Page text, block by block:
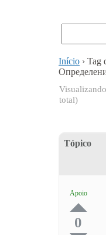
Início › Tag
total)
Tópico
Apoio
0